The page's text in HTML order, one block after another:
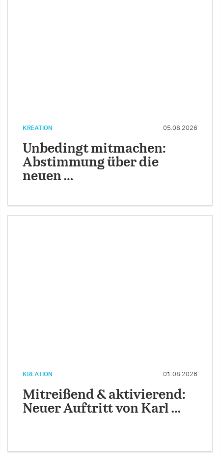
KREATION 05.08.2026
Unbedingt mitmachen:
Abstimmung über die
neuen …
KREATION 01.08.2026
Mitreißend & aktivierend:
Neuer Auftritt von Karl …